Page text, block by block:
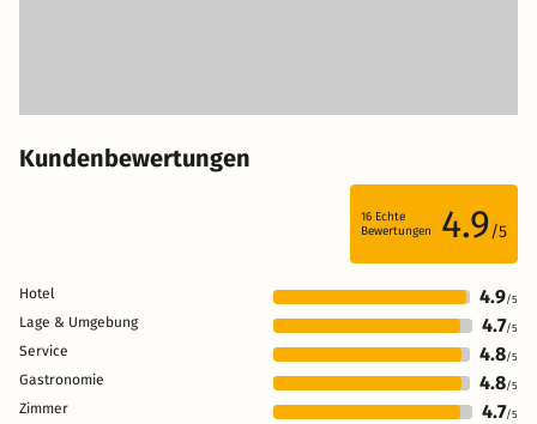
Kundenbewertungen
16 Echte
Bewertungen
4.9/5
Hotel 4.9/5
Lage & Umgebung 4.7/5
Service 4.8/5
Gastronomie 4.8/5
Zimmer 4.7/5